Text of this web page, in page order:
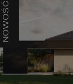
NOWOŚĆ